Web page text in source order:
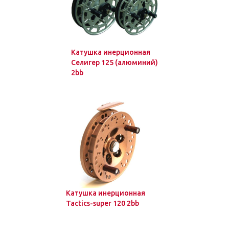
Катушка инерционная
Селигер 125 (алюминий)
2bb
Катушка инерционная
Tactics-super 120 2bb